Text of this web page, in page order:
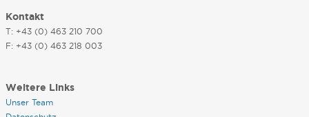
Kontakt
T: +43 (0) 463 210 700
F: +43 (0) 463 218 003
Weitere Links
Unser Team